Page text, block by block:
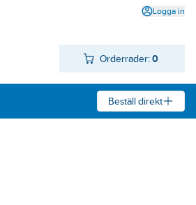
Logga in
Orderrader: 0
Beställ direkt